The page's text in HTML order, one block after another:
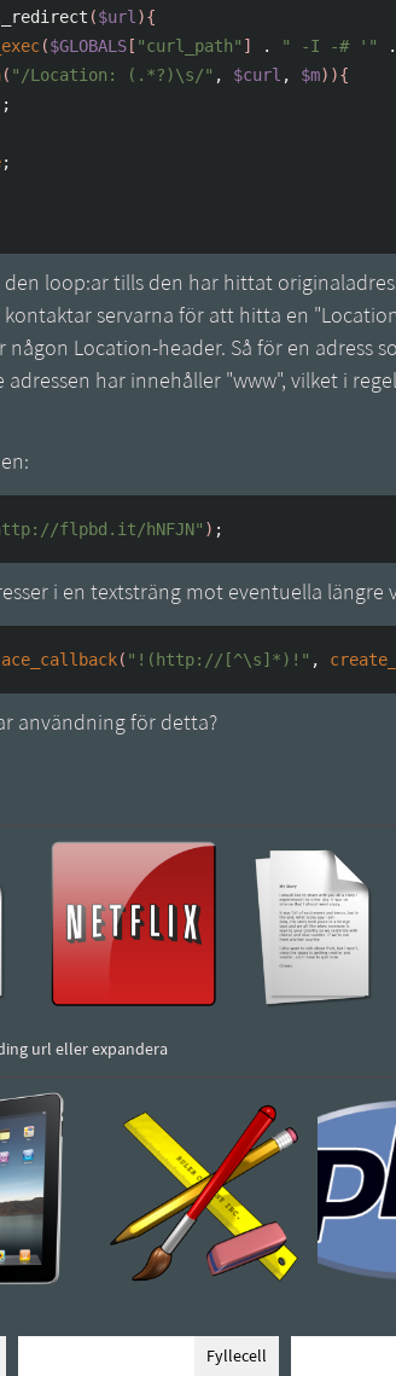
($url ){
($GLOBALS [ "curl_path" ] . " -I -# '" .
( "/Location: (.*?)\s/" , $curl , $m) ){
;
;
den loop:ar tills den har hittat
servarna för att hitta en
någon Location-header. Så för en adress
har innehåller "www", vilket i
flpbd.it/hNFJN" ) ;
i en textsträng mot eventuella längre
( "!(http://[^\s]*)!" ,
användning för detta?
url eller expandera
Fyllecell